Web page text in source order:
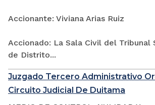
Accionante: Viviana Arias Ruiz
Accionado: La Sala Civil del Tribunal
de Distrito...
Juzgado Tercero Administrativo
Circuito Judicial De Duitama